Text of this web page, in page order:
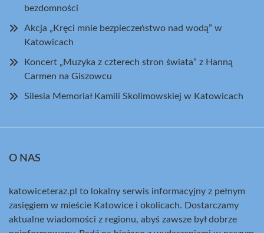
bezdomności
Akcja „Kręci mnie bezpieczeństwo nad wodą” w
Katowicach
Koncert „Muzyka z czterech stron świata” z Hanną
Carmen na Giszowcu
Silesia Memoriał Kamili Skolimowskiej w Katowicach
O NAS
katowiceteraz.pl to lokalny serwis informacyjny z pełnym
zasięgiem w mieście Katowice i okolicach. Dostarczamy
aktualne wiadomości z regionu, abyś zawsze był dobrze